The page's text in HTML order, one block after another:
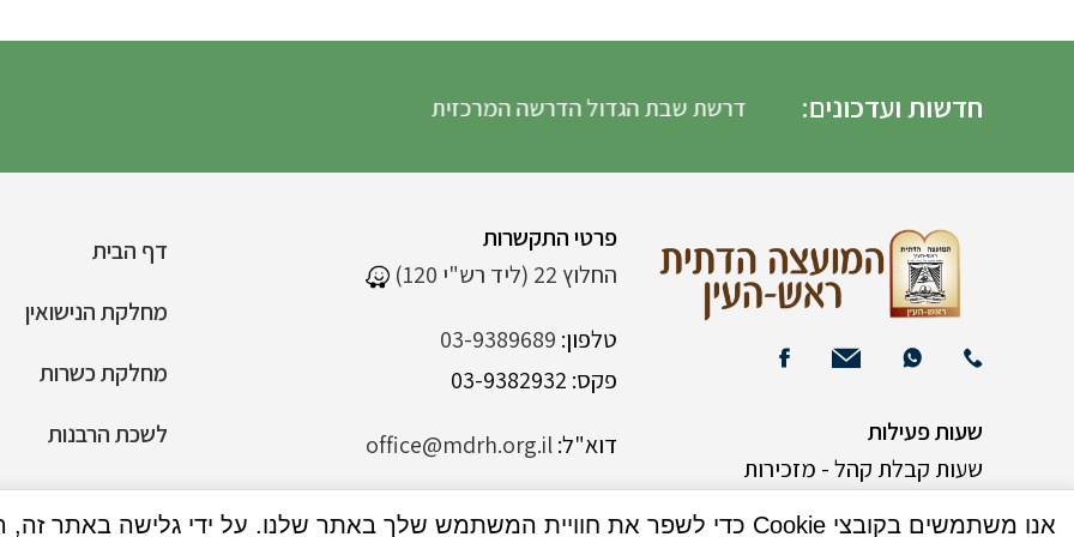
חדשות ועדכונים: דרשת שבת הגדול הדרשה המרכזית
דף הבית
מחלקת הנישואין
מחלקת כשרות
לשכת הרבנות
הצהרת נגישות
פרטי התקשרות
החלוץ 22 (ליד רש"י 120)
טלפון: 03-9389689
פקס: 03-9382932
דוא"ל:office@mdrh.org.il
שעות פעילות
שעות קבלת קהל - מזכירות
אנו משתמשים בקובצי Cookie כדי לשפר את חוויית המשתמש שלך באתר שלנו. על ידי גלישה באתר זה, הנך מסכים לשימוש שלנו בקובצי Cookie.